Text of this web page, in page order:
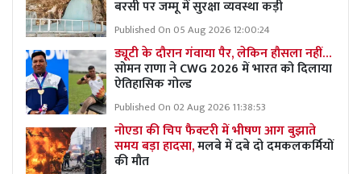
बरसी पर जम्मू में सुरक्षा व्यवस्था कड़ी
Published On 05 Aug 2026 12:00:24
ड्यूटी के दौरान गंवाया पैर, लेकिन हौसला नहीं…
सोमन राणा ने CWG 2026 में भारत को दिलाया
ऐतिहासिक गोल्ड
Published On 02 Aug 2026 11:38:53
नोएडा की चिप फैक्टरी में भीषण आग बुझाते
समय बड़ा हादसा,मलबे में दबे दो दमकलकर्मियों
की मौत